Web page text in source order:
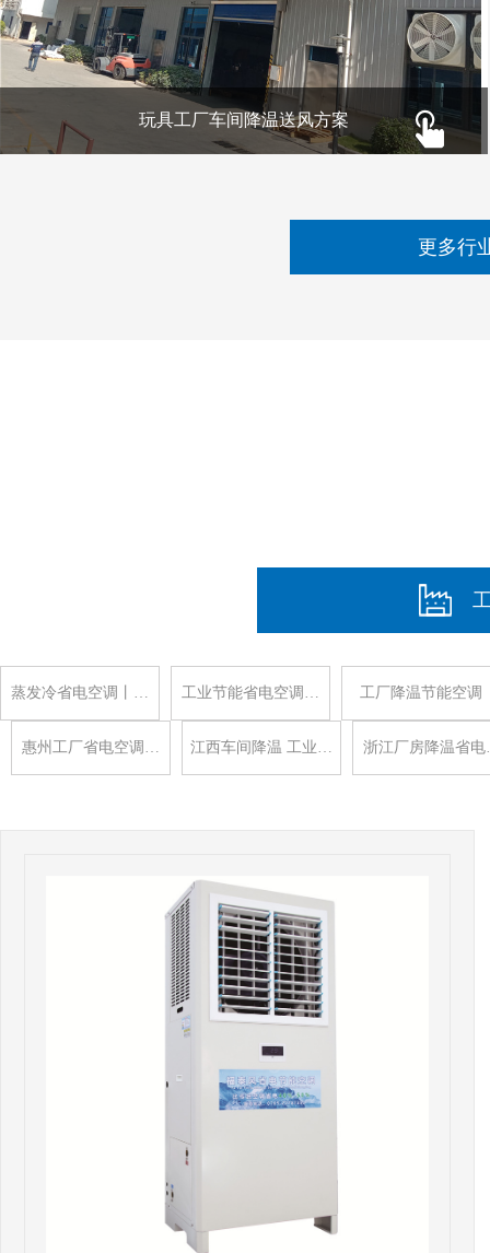
玩具工厂车间降温送风方案
更多行
蒸发冷省电空调丨… 工业节能省电空调… 工厂降温节能空调
惠州工厂省电空调… 江西车间降温 工业… 浙江厂房降温省